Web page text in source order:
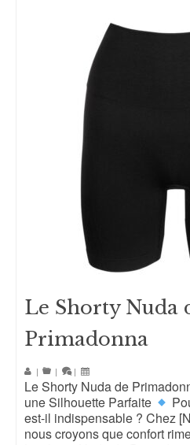
Le Shorty Nuda
Primadonna
| | |
Le Shorty Nuda de
une Silhouette Parfaite
est-il indispensable ? Chez
nous croyons que confort